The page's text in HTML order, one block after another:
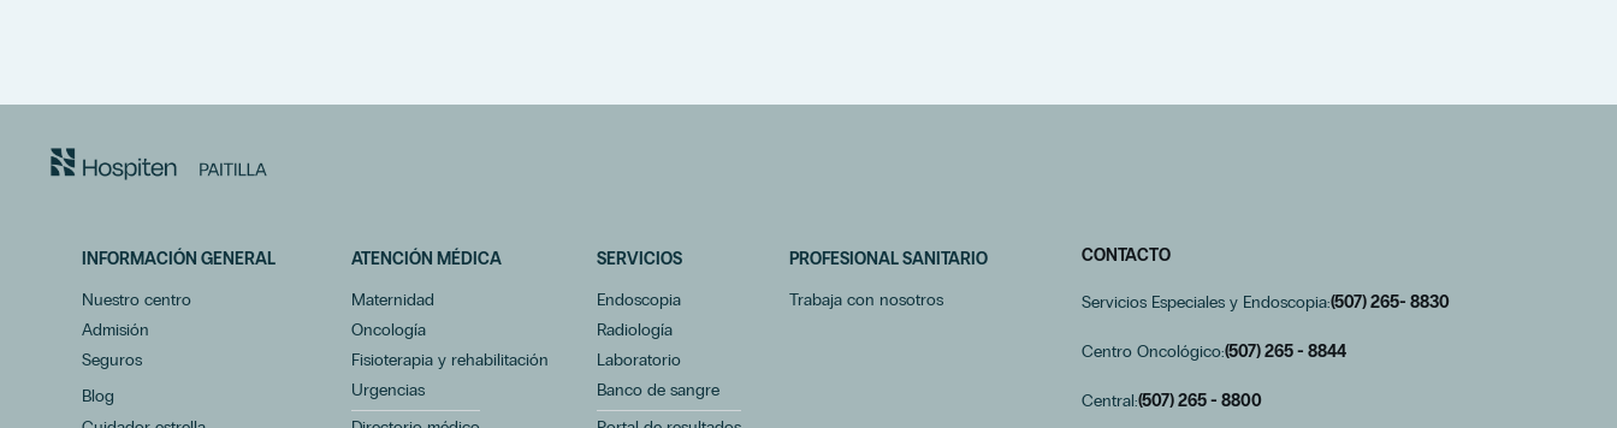
INFORMACIÓN GENERAL
Nuestro centro
Admisión
Seguros
Blog
ATENCIÓN MÉDICA
Maternidad
Oncología
Fisioterapia y rehabilitación
Urgencias
SERVICIOS
Endoscopia
Radiología
Laboratorio
Banco de sangre
PROFESIONAL SANITARIO
Trabaja con nosotros
CONTACTO
Servicios Especiales y Endoscopia:(507) 265- 8830
Centro Oncológico:(507) 265 - 8844
Central:(507) 265 - 8800